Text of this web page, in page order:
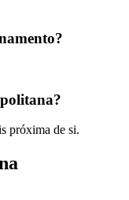
próxima de si.